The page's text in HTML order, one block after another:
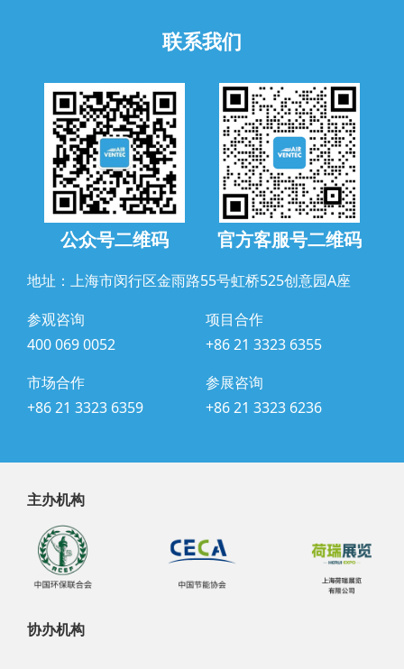
联系我们
公众号二维码 官方客服号二维码
地址：上海市闵行区金雨路55号虹桥525创意园A座
参观咨询
400 069 0052
项目合作
+86 21 3323 6355
市场合作
+86 21 3323 6359
参展咨询
+86 21 3323 6236
主办机构
协办机构